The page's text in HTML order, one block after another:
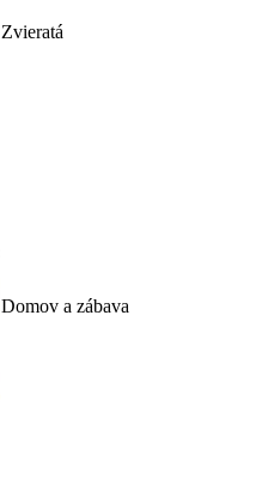
Zvieratá
Domov a zábava